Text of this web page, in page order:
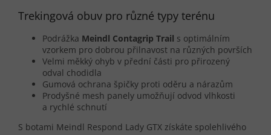
Trekingová obuv pro různé typy terénu
Podrážka Meindl Contagrip Trail s optimálním
vzorkem pro dobrou přilnavost na různých površích
Velmi měkký ohyb v přední části pro přirozený
odval chodidla
Gumová ochrana špičky proti oděru a nárazům
Prodyšné mesh panely umožňují odvod vlhkosti
a rychlé schnutí
S botami Meindl Respond Lady GTX získáte spolehlivého